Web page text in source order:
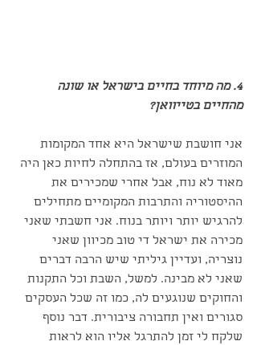
4. מה מיוחד בחיים בישראל או שונה
מהחיים בטייוואן?
אני חושבת שישראל היא אחד המקומות
המוזרים בעולם, אז בהתחלה לחיות כאן היה
מאוד לא נוח, אבל אחרי שמכירים את
ההיסטוריה והתרבות המקומיים מתחילים
להרגיש יותר ויותר בנוח. אני חשבתי שאני
מכירה את ישראל די טוב מכיוון שאני
נוצריה, ועדיין גיליתי שיש הרבה דברים
שאני לא מבינה. למשל, השבת וכל התקנות
והחוקים שנוגעים לה, כמו זה שכל העסקים
סגורים ואין תחבורה ציבורית. דבר נוסף
שלקח לי זמן להתרגל אליו הוא לראות